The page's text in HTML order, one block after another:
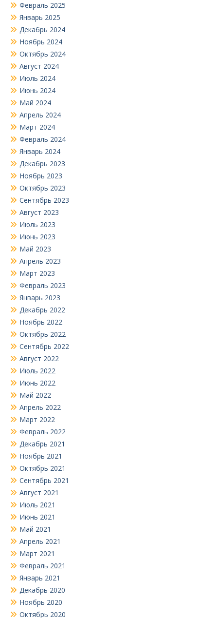
Февраль 2025
Январь 2025
Декабрь 2024
Ноябрь 2024
Октябрь 2024
Август 2024
Июль 2024
Июнь 2024
Май 2024
Апрель 2024
Март 2024
Февраль 2024
Январь 2024
Декабрь 2023
Ноябрь 2023
Октябрь 2023
Сентябрь 2023
Август 2023
Июль 2023
Июнь 2023
Май 2023
Апрель 2023
Март 2023
Февраль 2023
Январь 2023
Декабрь 2022
Ноябрь 2022
Октябрь 2022
Сентябрь 2022
Август 2022
Июль 2022
Июнь 2022
Май 2022
Апрель 2022
Март 2022
Февраль 2022
Декабрь 2021
Ноябрь 2021
Октябрь 2021
Сентябрь 2021
Август 2021
Июль 2021
Июнь 2021
Май 2021
Апрель 2021
Март 2021
Февраль 2021
Январь 2021
Декабрь 2020
Ноябрь 2020
Октябрь 2020